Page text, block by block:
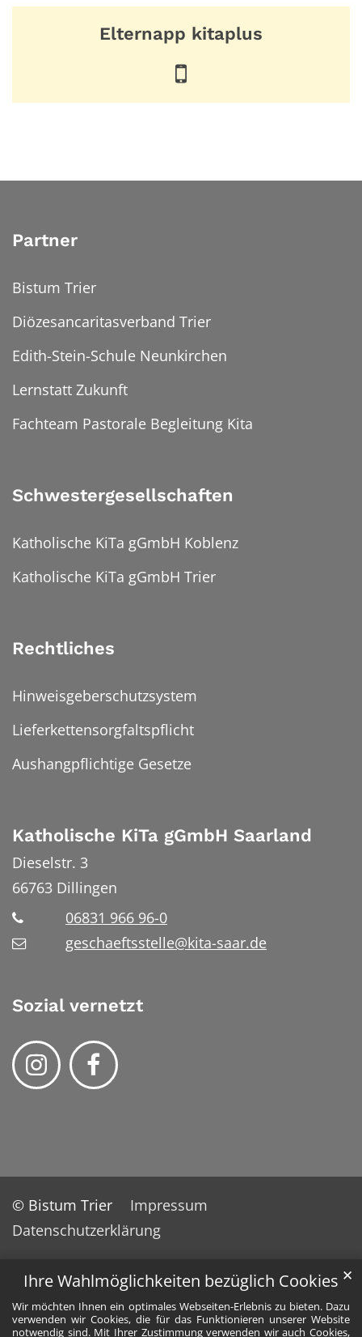
Ihre Wahlmöglichkeiten bezüglich Cookies
Wir möchten Ihnen ein optimales Webseiten-Erlebnis zu bieten. Dazu
verwenden wir Cookies, die für das Funktionieren unserer Website
notwendig sind. Mit Ihrer Zustimmung verwenden wir auch Cookies,
✕
Elternapp kitaplus
Partner
Bistum Trier
Diözesancaritasverband Trier
Edith-Stein-Schule Neunkirchen
Lernstatt Zukunft
Fachteam Pastorale Begleitung Kita
Schwestergesellschaften
Katholische KiTa gGmbH Koblenz
Katholische KiTa gGmbH Trier
Rechtliches
Hinweisgeberschutzsystem
Lieferkettensorgfaltspflicht
Aushangpflichtige Gesetze
Katholische KiTa gGmbH Saarland
Dieselstr. 3
66763 Dillingen
06831 966 96-0
geschaeftsstelle@kita-saar.de
Sozial vernetzt
© Bistum Trier
Impressum
Datenschutzerklärung